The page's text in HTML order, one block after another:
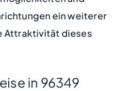
ein weiterer
Attraktivität dieses
in 96349